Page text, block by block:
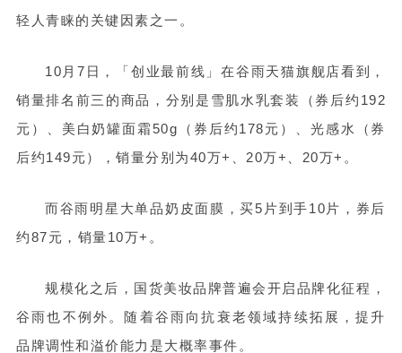
轻人青睐的关键因素之一。
10月7日，「创业最前线」在谷雨天猫旗舰店看到，
销量排名前三的商品，分别是雪肌水乳套装（券后约192
元）、美白奶罐面霜50g（券后约178元）、光感水（券
后约149元），销量分别为40万+、20万+、20万+。
而谷雨明星大单品奶皮面膜，买5片到手10片，券后
约87元，销量10万+。
规模化之后，国货美妆品牌普遍会开启品牌化征程，
谷雨也不例外。随着谷雨向抗衰老领域持续拓展，提升
品牌调性和溢价能力是大概率事件。